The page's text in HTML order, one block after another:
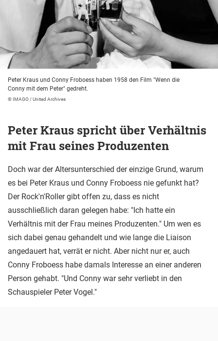
Peter Kraus und Conny Froboess haben 1958 den Film "Wenn die
Conny mit dem Peter" gedreht.
© IMAGO / United Archives
Peter Kraus spricht über Verhältnis
mit Frau seines Produzenten
Doch war der Altersunterschied der einzige Grund, warum
es bei Peter Kraus und Conny Froboess nie gefunkt hat?
Der Rock'n'Roller gibt offen zu, dass es nicht
ausschließlich daran gelegen habe: "Ich hatte ein
Verhältnis mit der Frau meines Produzenten." Um wen es
sich dabei genau gehandelt und wie lange die Liaison
angedauert hat, verrät er nicht. Aber nicht nur er, auch
Conny Froboess habe damals Interesse an einer anderen
Person gehabt. "Und Conny war sehr verliebt in den
Schauspieler Peter Vogel."